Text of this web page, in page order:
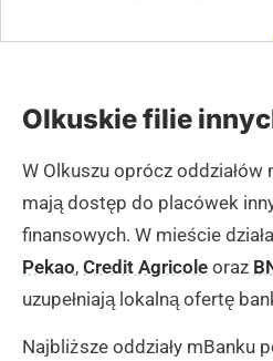
Olkuskie filie
W Olkuszu oprócz oddziałów
mają dostęp do placówek
finansowych. W mieście
Pekao, Credit Agricole oraz
uzupełniają lokalną ofertę
Najbliższe oddziały mBanku